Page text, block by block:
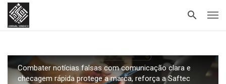
Combater notícias falsas com comunicação clara e
checagem rápida protege a marca, reforça a Saftec